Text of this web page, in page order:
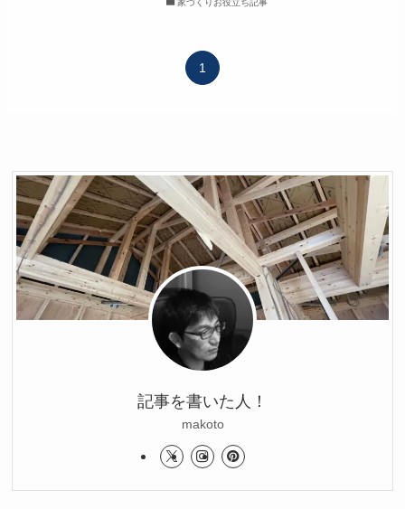
家づくりお役立ち記事
1
記事を書いた人！
makoto